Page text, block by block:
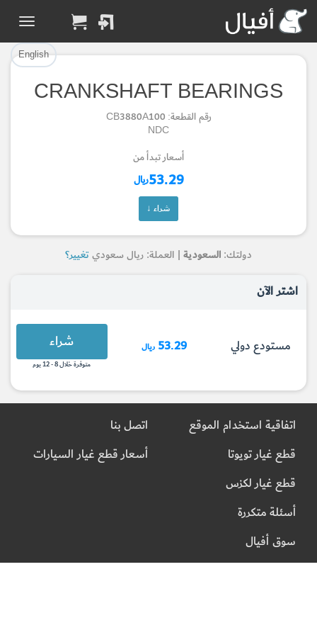
English
CRANKSHAFT BEARINGS
رقم القطعة: CB3880A100
NDC
أسعار تبدأ من
53.29ريال
شراء ↓
دولتك: السعودية | العملة: ريال سعوديتغيير؟
اشتر الآن
مستودع دولي 53.29 ريال شراء
متوفرة خلال 8 - 12 يوم
تم إضافة القطعة بنجاح.
الرجوع لصفحة البحث
Part Successfully
Selected
Return to Search Page
تم إضافة القطعة للسلة بنجاح.
إتمام عملية الشراء
Part Added to Cart
Checkout
اتفاقية استخدام الموقع
قطع غيار تويوتا
قطع غيار لكزس
أسئلة متكررة
سوق أفيال
اتصل بنا
أسعار قطع غيار السيارات